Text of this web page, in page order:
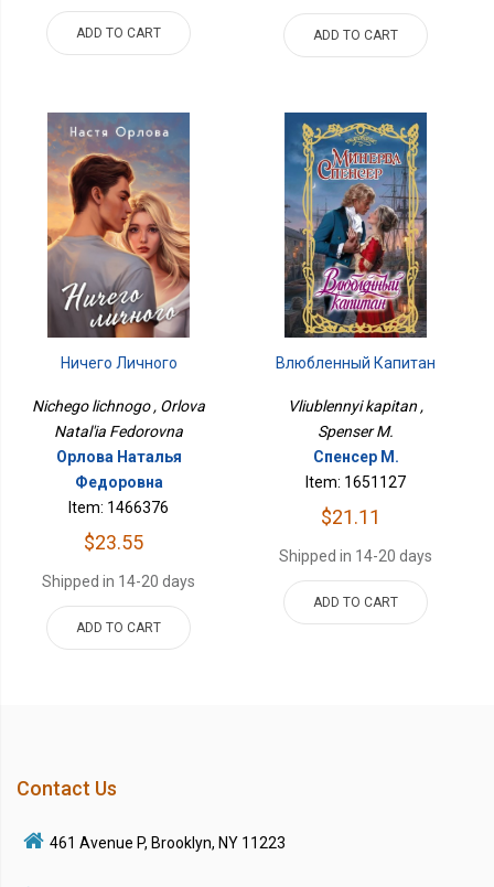
ADD TO CART ADD TO CART
Ничего Личного
Nichego lichnogo , Orlova
Natal'ia Fedorovna
Орлова Наталья
Федоровна
Item: 1466376
$23.55
Shipped in 14-20 days
ADD TO CART
Влюбленный Капитан
Vliublennyi kapitan ,
Spenser M.
Спенсер М.
Item: 1651127
$21.11
Shipped in 14-20 days
ADD TO CART
Contact Us
461 Avenue P, Brooklyn, NY 11223